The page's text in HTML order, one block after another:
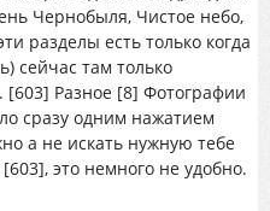
Чернобыля, Чистое небо,
разделы есть только когда
сейчас там только
[603] Разное [8] Фотографии
сразу одним нажатием
а не искать нужную тебе
это немного не удобно.